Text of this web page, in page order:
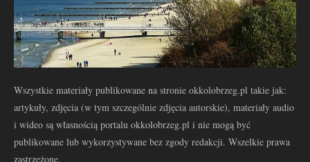
Wszystkie materiały publikowane na stronie okkolobrzeg.pl takie jak:
artykuły, zdjęcia (w tym szczególnie zdjęcia autorskie), materiały audio
i wideo są własnością portalu okkolobrzeg.pl i nie mogą być
publikowane lub wykorzystywane bez zgody redakcji. Wszelkie prawa
zastrzeżone.